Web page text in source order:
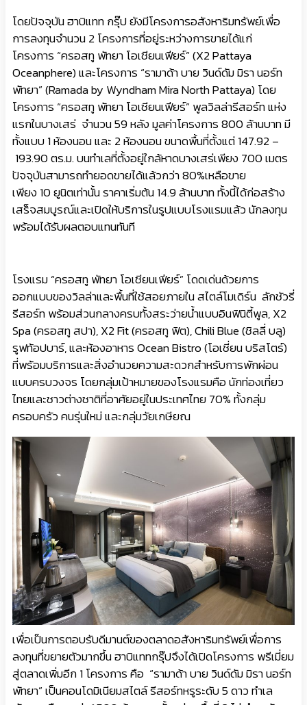
โดยปัจจุบัน ฮาบิแทท กรุ๊ป ยังมีโครงการอสังหาริมทรัพย์เพื่อ
การลงทุนจำนวน 2 โครงการที่อยู่ระหว่างการขายได้แก่
โครงการ “ครอสทู พัทยา โอเชียนเฟียร์” (X2 Pattaya
Oceanphere) และโครงการ “รามาด้า บาย วินด์ดัม มิรา นอร์ท
พัทยา” (Ramada by Wyndham Mira North Pattaya) โดย
โครงการ “ครอสทู พัทยา โอเชียนเฟียร์” พูลวิลล่ารีสอร์ท แห่ง
แรกในบางเสร่ จำนวน 59 หลัง มูลค่าโครงการ 800 ล้านบาท มี
ทั้งแบบ 1 ห้องนอน และ 2 ห้องนอน ขนาดพื้นที่ตั้งแต่ 147.92 –
193.90 ตร.ม. บนทำเลที่ตั้งอยู่ใกล้หาดบางเสร่เพียง 700 เมตร
ปัจจุบันสามารถทำยอดขายได้แล้วกว่า 80%เหลือขาย
เพียง 10 ยูนิตเท่านั้น ราคาเริ่มต้น 14.9 ล้านบาท ทั้งนี้ได้ก่อสร้าง
เสร็จสมบูรณ์และเปิดให้บริการในรูปแบบโรงแรมแล้ว นักลงทุน
พร้อมได้รับผลตอบแทนทันที
โรงแรม “ครอสทู พัทยา โอเชียนเฟียร์” โดดเด่นด้วยการ
ออกแบบของวิลล่าและพื้นที่ใช้สอยภายใน สไตล์โมเดิร์น ลักชัวรี่
รีสอร์ท พร้อมส่วนกลางครบทั้งสระว่ายน้ำแบบอินฟินิตี้พูล, X2
Spa (ครอสทู สปา), X2 Fit (ครอสทู ฟิต), Chili Blue (ชิลลี่ บลู)
รูฟท้อปบาร์, และห้องอาหาร Ocean Bistro (โอเชี่ยน บริสโตร์)
ที่พร้อมบริการและสิ่งอำนวยความสะดวกสำหรับการพักผ่อน
แบบครบวงจร โดยกลุ่มเป้าหมายของโรงแรมคือ นักท่องเที่ยว
ไทยและชาวต่างชาติที่อาศัยอยู่ในประเทศไทย 70% ทั้งกลุ่ม
ครอบครัว คนรุ่นใหม่ และกลุ่มวัยเกษียณ
เพื่อเป็นการตอบรับดีมานต์ของตลาดอสังหาริมทรัพย์เพื่อการ
ลงทุนที่ขยายตัวมากขึ้น ฮาบิแททกรุ๊ปจึงได้เปิดโครงการ พรีเมี่ยม
สู่ตลาดเพิ่มอีก 1 โครงการ คือ “รามาด้า บาย วินด์ดัม มิรา นอร์ท
พัทยา” เป็นคอนโดมิเนียมสไตล์ รีสอร์ทหรูระดับ 5 ดาว ทำเล